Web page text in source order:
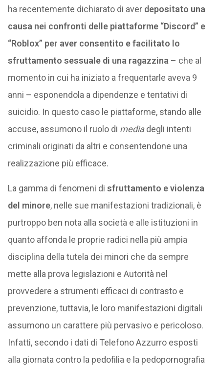
ha recentemente dichiarato di aver depositato una
causa nei confronti delle piattaforme “Discord” e
“Roblox” per aver consentito e facilitato lo
sfruttamento sessuale di una ragazzina – che al
momento in cui ha iniziato a frequentarle aveva 9
anni – esponendola a dipendenze e tentativi di
suicidio. In questo caso le piattaforme, stando alle
accuse, assumono il ruolo di mediadegli intenti
criminali originati da altri e consentendone una
realizzazione più efficace.
La gamma di fenomeni di sfruttamento e violenza
del minore, nelle sue manifestazioni tradizionali, è
purtroppo ben nota alla società e alle istituzioni in
quanto affonda le proprie radici nella più ampia
disciplina della tutela dei minori che da sempre
mette alla prova legislazioni e Autorità nel
provvedere a strumenti efficaci di contrasto e
prevenzione, tuttavia, le loro manifestazioni digitali
assumono un carattere più pervasivo e pericoloso.
Infatti, secondo i dati di Telefono Azzurro esposti
alla giornata contro la pedofilia e la pedopornografia